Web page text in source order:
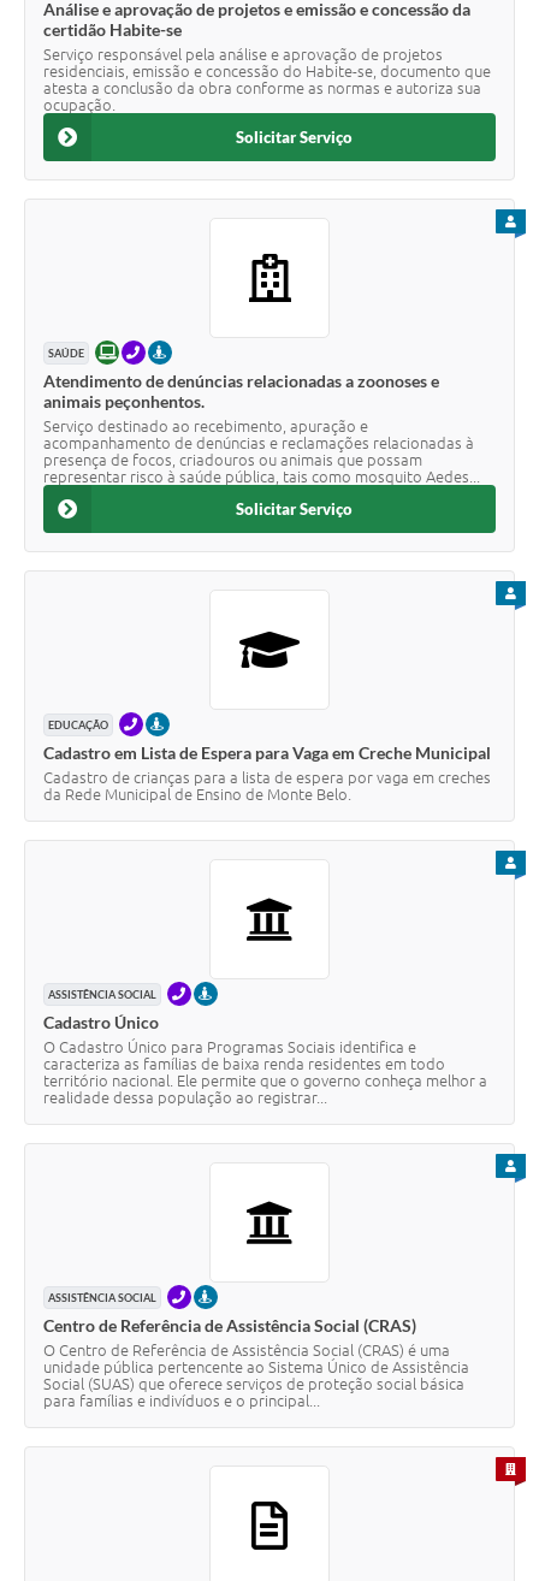
Análise e aprovação de projetos e emissão e concessão da
certidão Habite-se
Serviço responsável pela análise e aprovação de projetos
residenciais, emissão e concessão do Habite-se, documento que
atesta a conclusão da obra conforme as normas e autoriza sua
ocupação.
Solicitar Serviço
SAÚDE ONLINETELEFONEPRESENCIAL
Atendimento de denúncias relacionadas a zoonoses e
animais peçonhentos.
Serviço destinado ao recebimento, apuração e
acompanhamento de denúncias e reclamações relacionadas à
presença de focos, criadouros ou animais que possam
representar risco à saúde pública, tais como mosquito Aedes...
Solicitar Serviço
EDUCAÇÃO TELEFONEPRESENCIAL
Cadastro em Lista de Espera para Vaga em Creche Municipal
Cadastro de crianças para a lista de espera por vaga em creches
da Rede Municipal de Ensino de Monte Belo.
ASSISTÊNCIA SOCIAL TELEFONEPRESENCIAL
Cadastro Único
O Cadastro Único para Programas Sociais identifica e
caracteriza as famílias de baixa renda residentes em todo
território nacional. Ele permite que o governo conheça melhor a
realidade dessa população ao registrar...
ASSISTÊNCIA SOCIAL TELEFONEPRESENCIAL
Centro de Referência de Assistência Social (CRAS)
O Centro de Referência de Assistência Social (CRAS) é uma
unidade pública pertencente ao Sistema Único de Assistência
Social (SUAS) que oferece serviços de proteção social básica
para famílias e indivíduos e o principal...
PARA